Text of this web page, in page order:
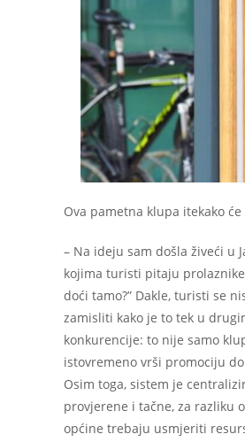
Ova pametna klupa itekako
– Na ideju sam došla živeći u
kojima turisti pitaju prolaznike
doći tamo?” Dakle, turisti se
zamisliti kako je to tek u
konkurencije: to nije samo
istovremeno vrši promociju
Osim toga, sistem je
provjerene i tačne, za razliku
općine trebaju usmjeriti